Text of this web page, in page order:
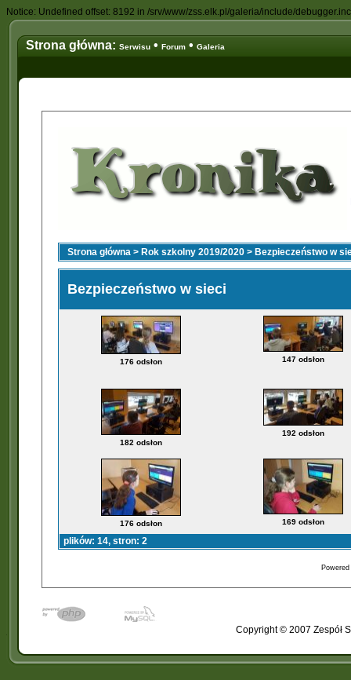
Notice: Undefined offset: 8192 in /srv/www/zss.elk.pl/galeria/include/
Strona główna: Serwisu • Forum • Galeria
Strona główna > Rok szkolny 2019/2020 > Bezpieczeństwo w
Bezpieczeństwo w sieci
176 odsłon 147 odsłon
182 odsłon
192 odsłon
176 odsłon 169 odsłon
plików: 14, stron: 2
Copyright © 2007 Zespół